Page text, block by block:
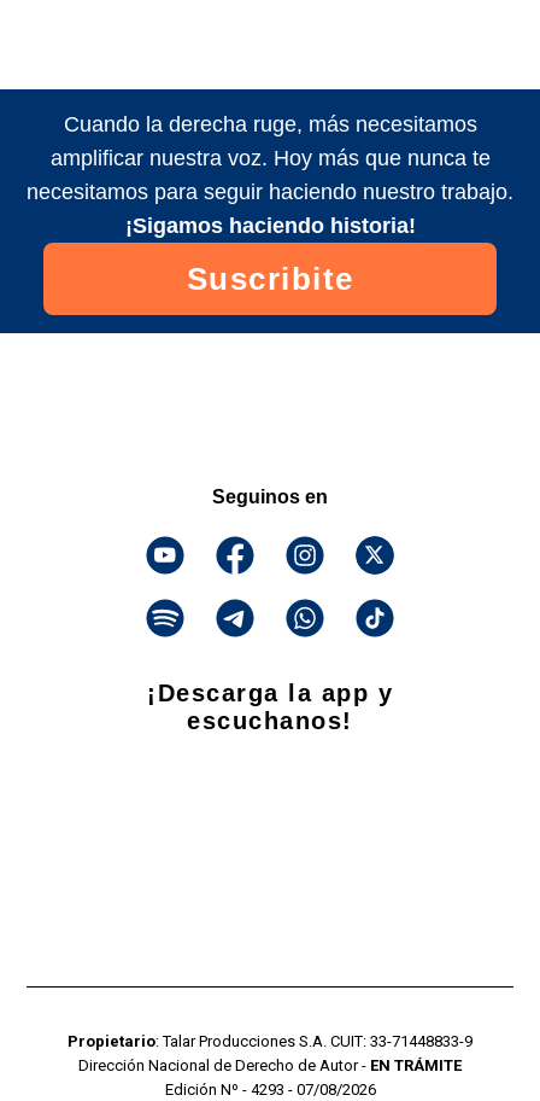
Cuando la derecha ruge, más necesitamos
amplificar nuestra voz. Hoy más que nunca te
necesitamos para seguir haciendo nuestro trabajo.
¡Sigamos haciendo historia!
Suscribite
Seguinos en
¡Descarga la app y
escuchanos!
Propietario: Talar Producciones S.A. CUIT: 33-71448833-9
Dirección Nacional de Derecho de Autor - EN TRÁMITE
Edición Nº - 4293 - 07/08/2026